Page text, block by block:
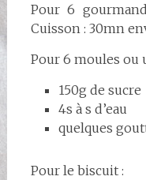
Pour 6
Cuisson : 30mn
Pour 6 moules ou
150g de sucre
4s à s d’eau
quelques
Pour le biscuit :